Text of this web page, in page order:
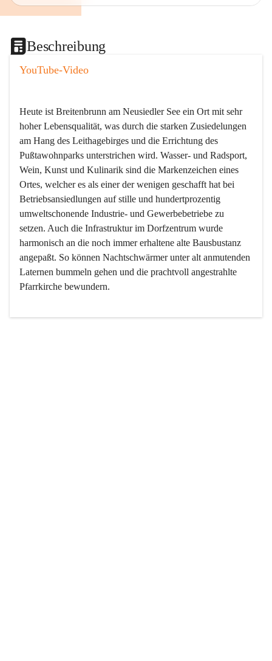
Beschreibung
YouTube-Video
Heute ist Breitenbrunn am Neusiedler See ein Ort mit sehr
hoher Lebensqualität, was durch die starken Zusiedelungen
am Hang des Leithagebirges und die Errichtung des
Pußtawohnparks unterstrichen wird. Wasser- und Radsport,
Wein, Kunst und Kulinarik sind die Markenzeichen eines
Ortes, welcher es als einer der wenigen geschafft hat bei
Betriebsansiedlungen auf stille und hundertprozentig
umweltschonende Industrie- und Gewerbebetriebe zu
setzen. Auch die Infrastruktur im Dorfzentrum wurde
harmonisch an die noch immer erhaltene alte Bausbustanz
angepaßt. So können Nachtschwärmer unter alt anmutenden
Laternen bummeln gehen und die prachtvoll angestrahlte
Pfarrkirche bewundern.
Der Weinbau dominert heute nicht mehr, ist aber integrativer